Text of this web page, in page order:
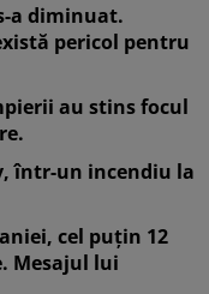
a diminuat.
pericol pentru
au stins focul
într-un incendiu la
cel puțin 12
Mesajul lui